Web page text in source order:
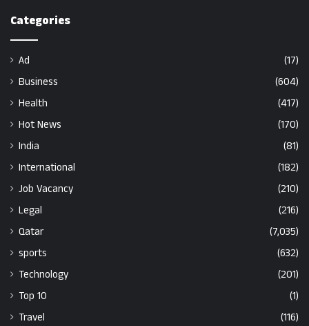
Categories
Ad
(17)
Business
(604)
Health
(417)
Hot News
(170)
India
(81)
International
(182)
Job Vacancy
(210)
Legal
(216)
Qatar
(7,035)
sports
(632)
Technology
(201)
Top 10
(1)
Travel
(116)